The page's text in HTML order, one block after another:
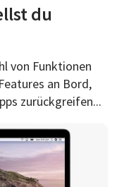
du
von Funktionen
an Bord,
zurückgreifen...